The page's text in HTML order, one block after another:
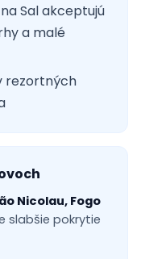
Sal akceptujú
a malé
rezortných
Nicolau, Fogo
slabšie pokrytie